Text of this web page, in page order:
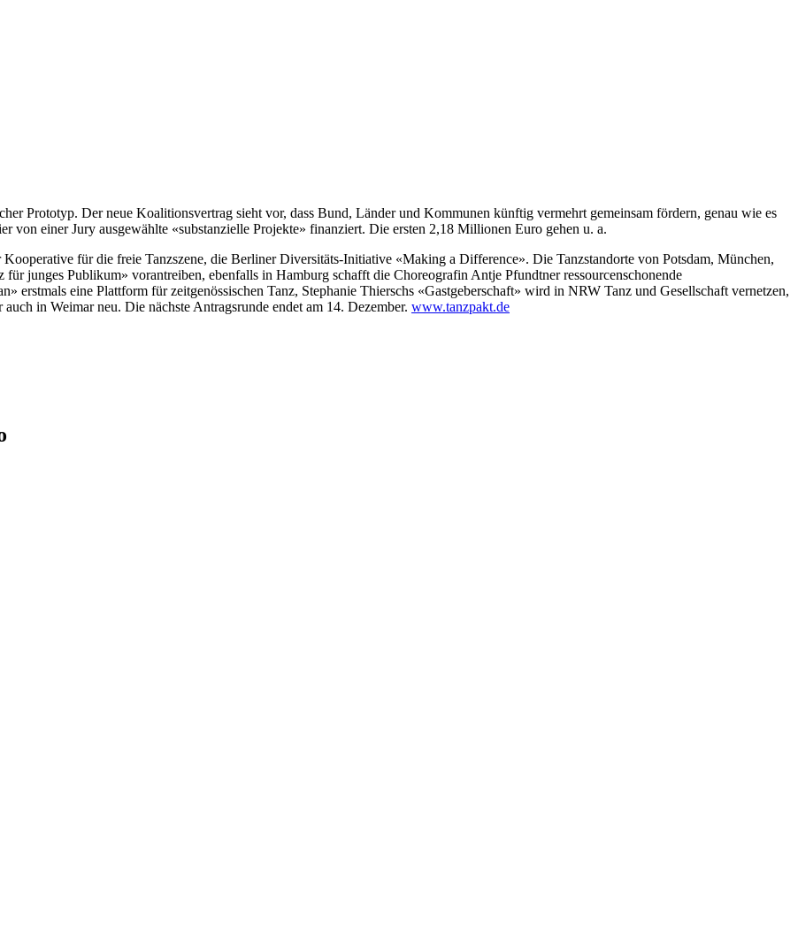
Prototyp. Der neue Koalitionsvertrag sieht vor, dass Bund, Länder und Kommunen künftig vermehrt gemeinsam fördern, genau wie es
von einer Jury ausgewählte «substanzielle Projekte» finanziert. Die ersten 2,18 Millionen Euro gehen u. a.
für die freie Tanzszene, die Berliner Diversitäts-Initiative «Making a Difference». Die Tanzstandorte von Potsdam, München,
junges Publikum» vorantreiben, ebenfalls in Hamburg schafft die Choreografin Antje Pfundtner ressourcenschonende
erstmals eine Plattform für zeitgenössischen Tanz, Stephanie Thierschs «Gastgeberschaft» wird in NRW Tanz und Gesellschaft vernetzen,
in Weimar neu. Die nächste Antragsrunde endet am 14. Dezember. www.tanzpakt.de